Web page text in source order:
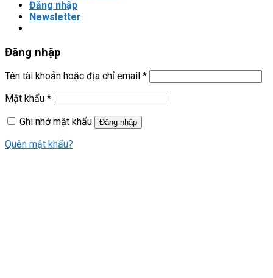
Đăng nhập
Newsletter
Đăng nhập
Tên tài khoản hoặc địa chỉ email *
Mật khẩu *
Ghi nhớ mật khẩu
Đăng nhập
Quên mật khẩu?